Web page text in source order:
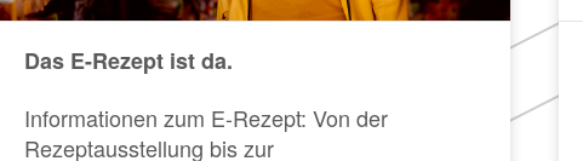
Das E-Rezept ist da.
Informationen zum E-Rezept: Von der
Rezeptausstellung bis zur